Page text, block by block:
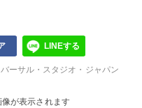
LINEする
ーサル・スタジオ・ジャパン
が表示されます